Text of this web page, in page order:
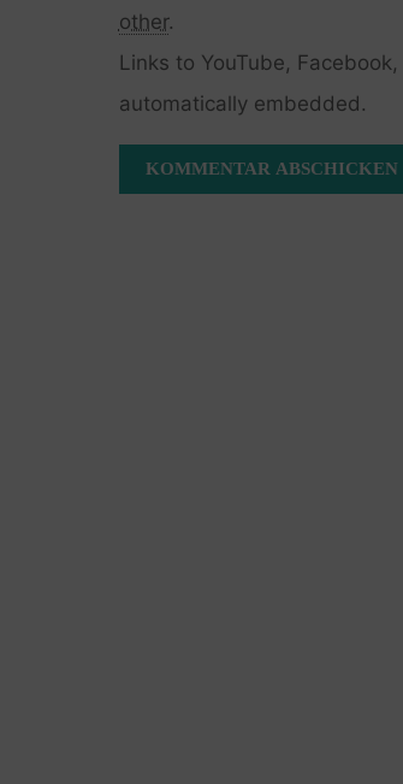
other.
Links to YouTube,
automatically embedded.